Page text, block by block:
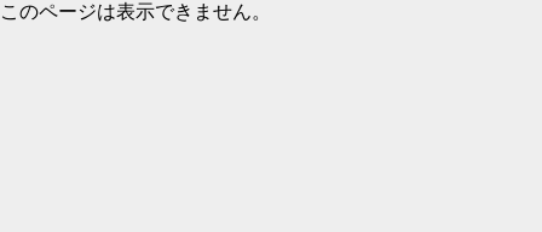
このページは表示できません。